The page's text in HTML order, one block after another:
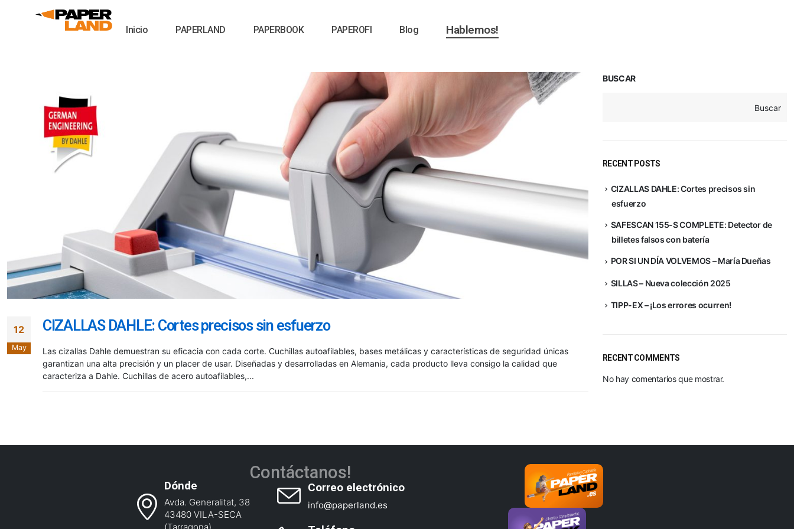
Inicio PAPERLAND PAPERBOOK PAPEROFI Blog Hablemos!
12
May
CIZALLAS DAHLE: Cortes precisos sin esfuerzo
Las cizallas Dahle demuestran su eficacia con cada corte. Cuchillas autoafilables, bases metálicas y características de seguridad únicas
garantizan una alta precisión y un placer de usar. Diseñadas y desarrolladas en Alemania, cada producto lleva consigo la calidad que
caracteriza a Dahle. Cuchillas de acero autoafilables,...
BUSCAR
Buscar
RECENT POSTS
CIZALLAS DAHLE: Cortes precisos sin
esfuerzo
SAFESCAN 155-S COMPLETE: Detector de
billetes falsos con batería
POR SI UN DÍA VOLVEMOS – María Dueñas
SILLAS – Nueva colección 2025
TIPP-EX – ¡Los errores ocurren!
RECENT COMMENTS
No hay comentarios que mostrar.
Contáctanos!
Dónde
Avda. Generalitat, 38
43480 VILA-SECA
Correo electrónico
info@paperland.es